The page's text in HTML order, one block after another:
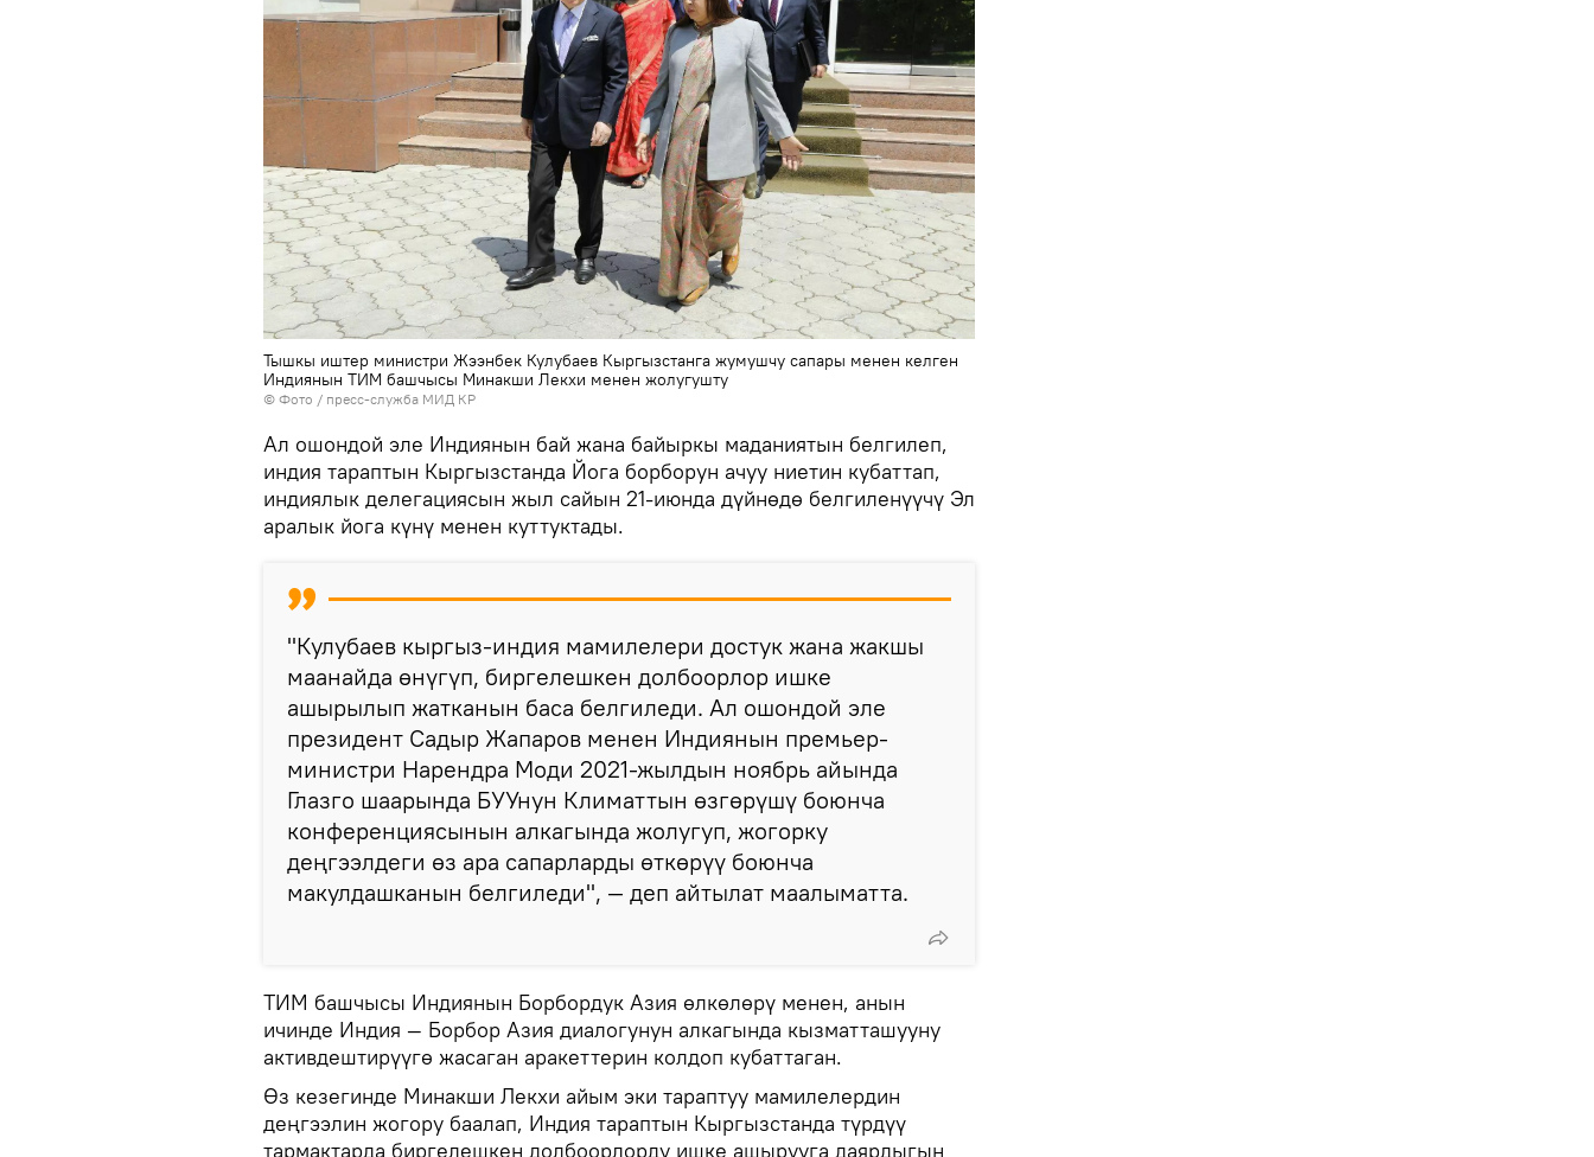
Тышкы иштер министри Жээнбек Кулубаев Кыргызстанга жумушчу сапары менен келген
Индиянын ТИМ башчысы Минакши Лекхи менен жолугушту
© Фото / пресс-служба МИД КР
Ал ошондой эле Индиянын бай жана байыркы маданиятын белгилеп,
индия тараптын Кыргызстанда Йога борборун ачуу ниетин кубаттап,
индиялык делегациясын жыл сайын 21-июнда дүйнөдө белгиленүүчү Эл
аралык йога күнү менен куттуктады.
"Кулубаев кыргыз-индия мамилелери достук жана жакшы
маанайда өнүгүп, биргелешкен долбоорлор ишке
ашырылып жатканын баса белгиледи. Ал ошондой эле
президент Садыр Жапаров менен Индиянын премьер-
министри Нарендра Моди 2021-жылдын ноябрь айында
Глазго шаарында БУУнун Климаттын өзгөрүшү боюнча
конференциясынын алкагында жолугуп, жогорку
деңгээлдеги өз ара сапарларды өткөрүү боюнча
макулдашканын белгиледи", — деп айтылат маалыматта.
ТИМ башчысы Индиянын Борбордук Азия өлкөлөрү менен, анын
ичинде Индия — Борбор Азия диалогунун алкагында кызматташууну
активдештирүүгө жасаган аракеттерин колдоп кубаттаган.
Өз кезегинде Минакши Лекхи айым эки тараптуу мамилелердин
деңгээлин жогору баалап, Индия тараптын Кыргызстанда түрдүү
тармактарда биргелешкен долбоорлорду ишке ашырууга даярдыгын